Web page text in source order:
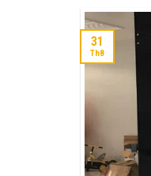
31
Th8